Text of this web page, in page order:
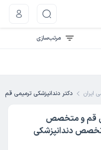
ایران دکتر دندانپزشکی ترمیمی قم
قم و متخصص
دندانپزشکی
مرتب‌سازی